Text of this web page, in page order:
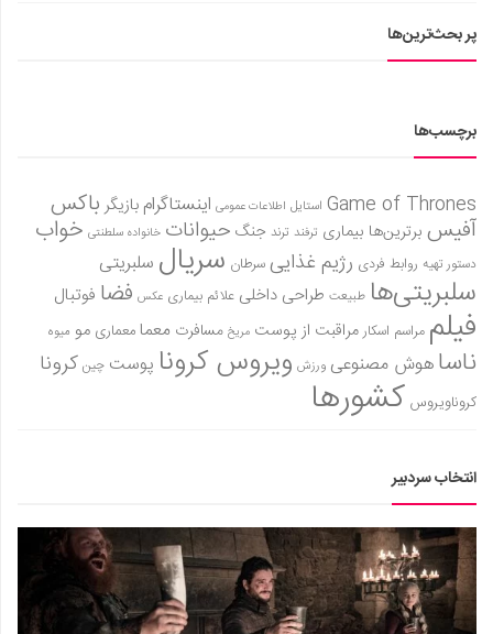
پر بحث‌ترین‌ها
برچسب‌ها
Game of Thrones استایل اطلاعات عمومی اینستاگرام بازیگر باکس
آفیس برترین‌ها بیماری ترفند ترند جنگ حیوانات خانواده سلطنتی خواب
دستور تهیه روابط فردی رژیم غذاییسرطان سریال سلبریتی
سلبریتی‌ها طبیعت طراحی داخلی علائم بیماری عکس فضا فوتبال
فیلم مراسم اسکارمراقبت از پوست مریخ مسافرت معمامعماری مو میوه
ناساهوش مصنوعی ورزش ویروس کرونا پوست چین کرونا
کروناویروس کشورها
انتخاب سردبیر